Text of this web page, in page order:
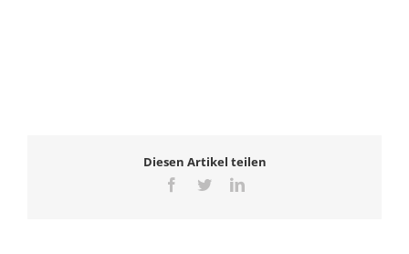
Diesen Artikel teilen
Facebook
TwitterLinkedIn